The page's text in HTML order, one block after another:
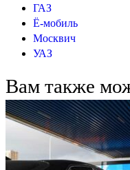
ГАЗ
Ё-мобиль
Москвич
УАЗ
Вам также